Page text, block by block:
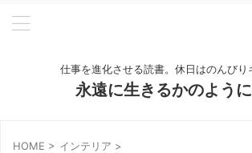
仕事を進化させる読書。休日はのんびり
永遠に生きるかのよう
HOME > インテリア >